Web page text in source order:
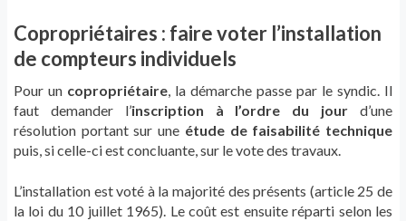
Copropriétaires : faire voter l’installation
de compteurs individuels
Pour un copropriétaire, la démarche passe par le syndic. Il
faut demander l’inscription à l’ordre du jour d’une
résolution portant sur une étude de faisabilité technique
puis, si celle-ci est concluante, sur le vote des travaux.
L’installation est voté à la majorité des présents (article 25 de
la loi du 10 juillet 1965). Le coût est ensuite réparti selon les